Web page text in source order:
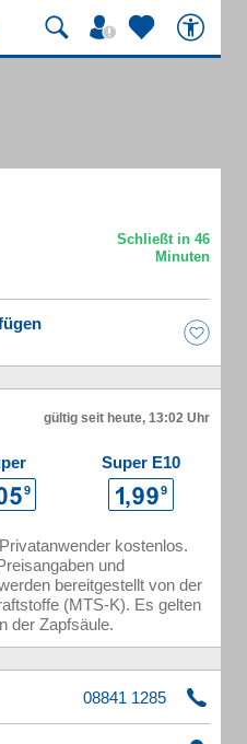
gültig seit heute, 13:02 Uhr
Super E10
kostenlos.
und
bereitgestellt von der
(MTS-K). Es gelten
der Zapfsäule.